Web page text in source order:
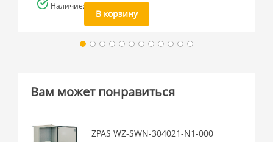
Наличие: много
В корзину
Вам может понравиться
ZPAS WZ-SWN-304021-N1-000